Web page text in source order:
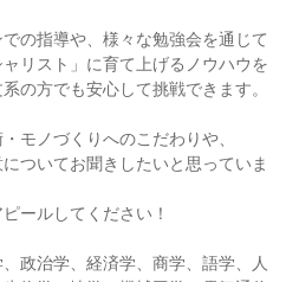
の指導や、様々な勉強会を通じて
ャリスト」に育て上げるノウハウを
の方でも安心して挑戦できます。
モノづくりへのこだわりや、
ついてお聞きしたいと思っていま
ールしてください！
政治学、経済学、商学、語学、人